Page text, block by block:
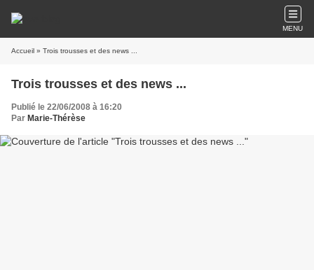
MENU
Accueil » Trois trousses et des news ...
Trois trousses et des news ...
Publié le 22/06/2008 à 16:20
Par Marie-Thérèse